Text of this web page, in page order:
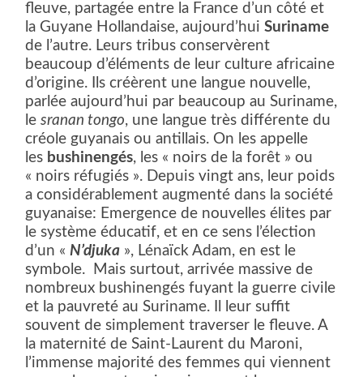
fleuve, partagée entre la France d’un côté et
la Guyane Hollandaise, aujourd’huiSuriname
de l’autre. Leurs tribus conservèrent
beaucoup d’éléments de leur culture africaine
d’origine. Ils créèrent une langue nouvelle,
parlée aujourd’hui par beaucoup au Suriname,
lesranan tongo, une langue très différente du
créole guyanais ou antillais. On les appelle
les bushinengés, les « noirs de la forêt » ou
« noirs réfugiés ». Depuis vingt ans, leur poids
a considérablement augmenté dans la société
guyanaise: Emergence de nouvelles élites par
le système éducatif, et en ce sens l’élection
d’un «N’djuka », Lénaïck Adam, en est le
symbole.
Mais surtout, arrivée massive de
nombreux bushinengés fuyant la guerre civile
et la pauvreté au Suriname. Il leur suffit
souvent de simplement traverser le fleuve. A
la maternité de Saint-Laurent du Maroni,
l’immense majorité des femmes qui viennent